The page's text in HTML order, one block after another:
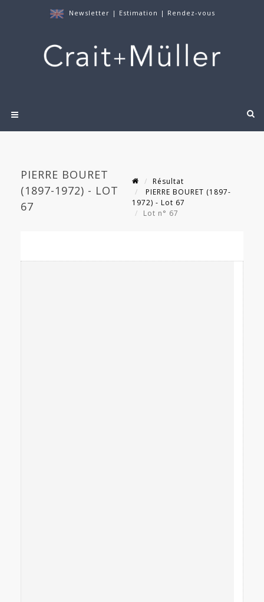
Newsletter | Estimation | Rendez-vous
PIERRE BOURET
(1897-1972) - LOT
67
Résultat
PIERRE BOURET (1897-
1972) - Lot 67
Lot n° 67